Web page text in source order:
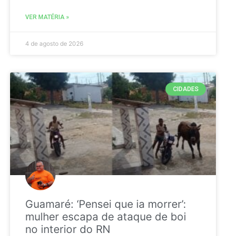
VER MATÉRIA »
4 de agosto de 2026
CIDADES
Guamaré: ‘Pensei que ia morrer’:
mulher escapa de ataque de boi
no interior do RN